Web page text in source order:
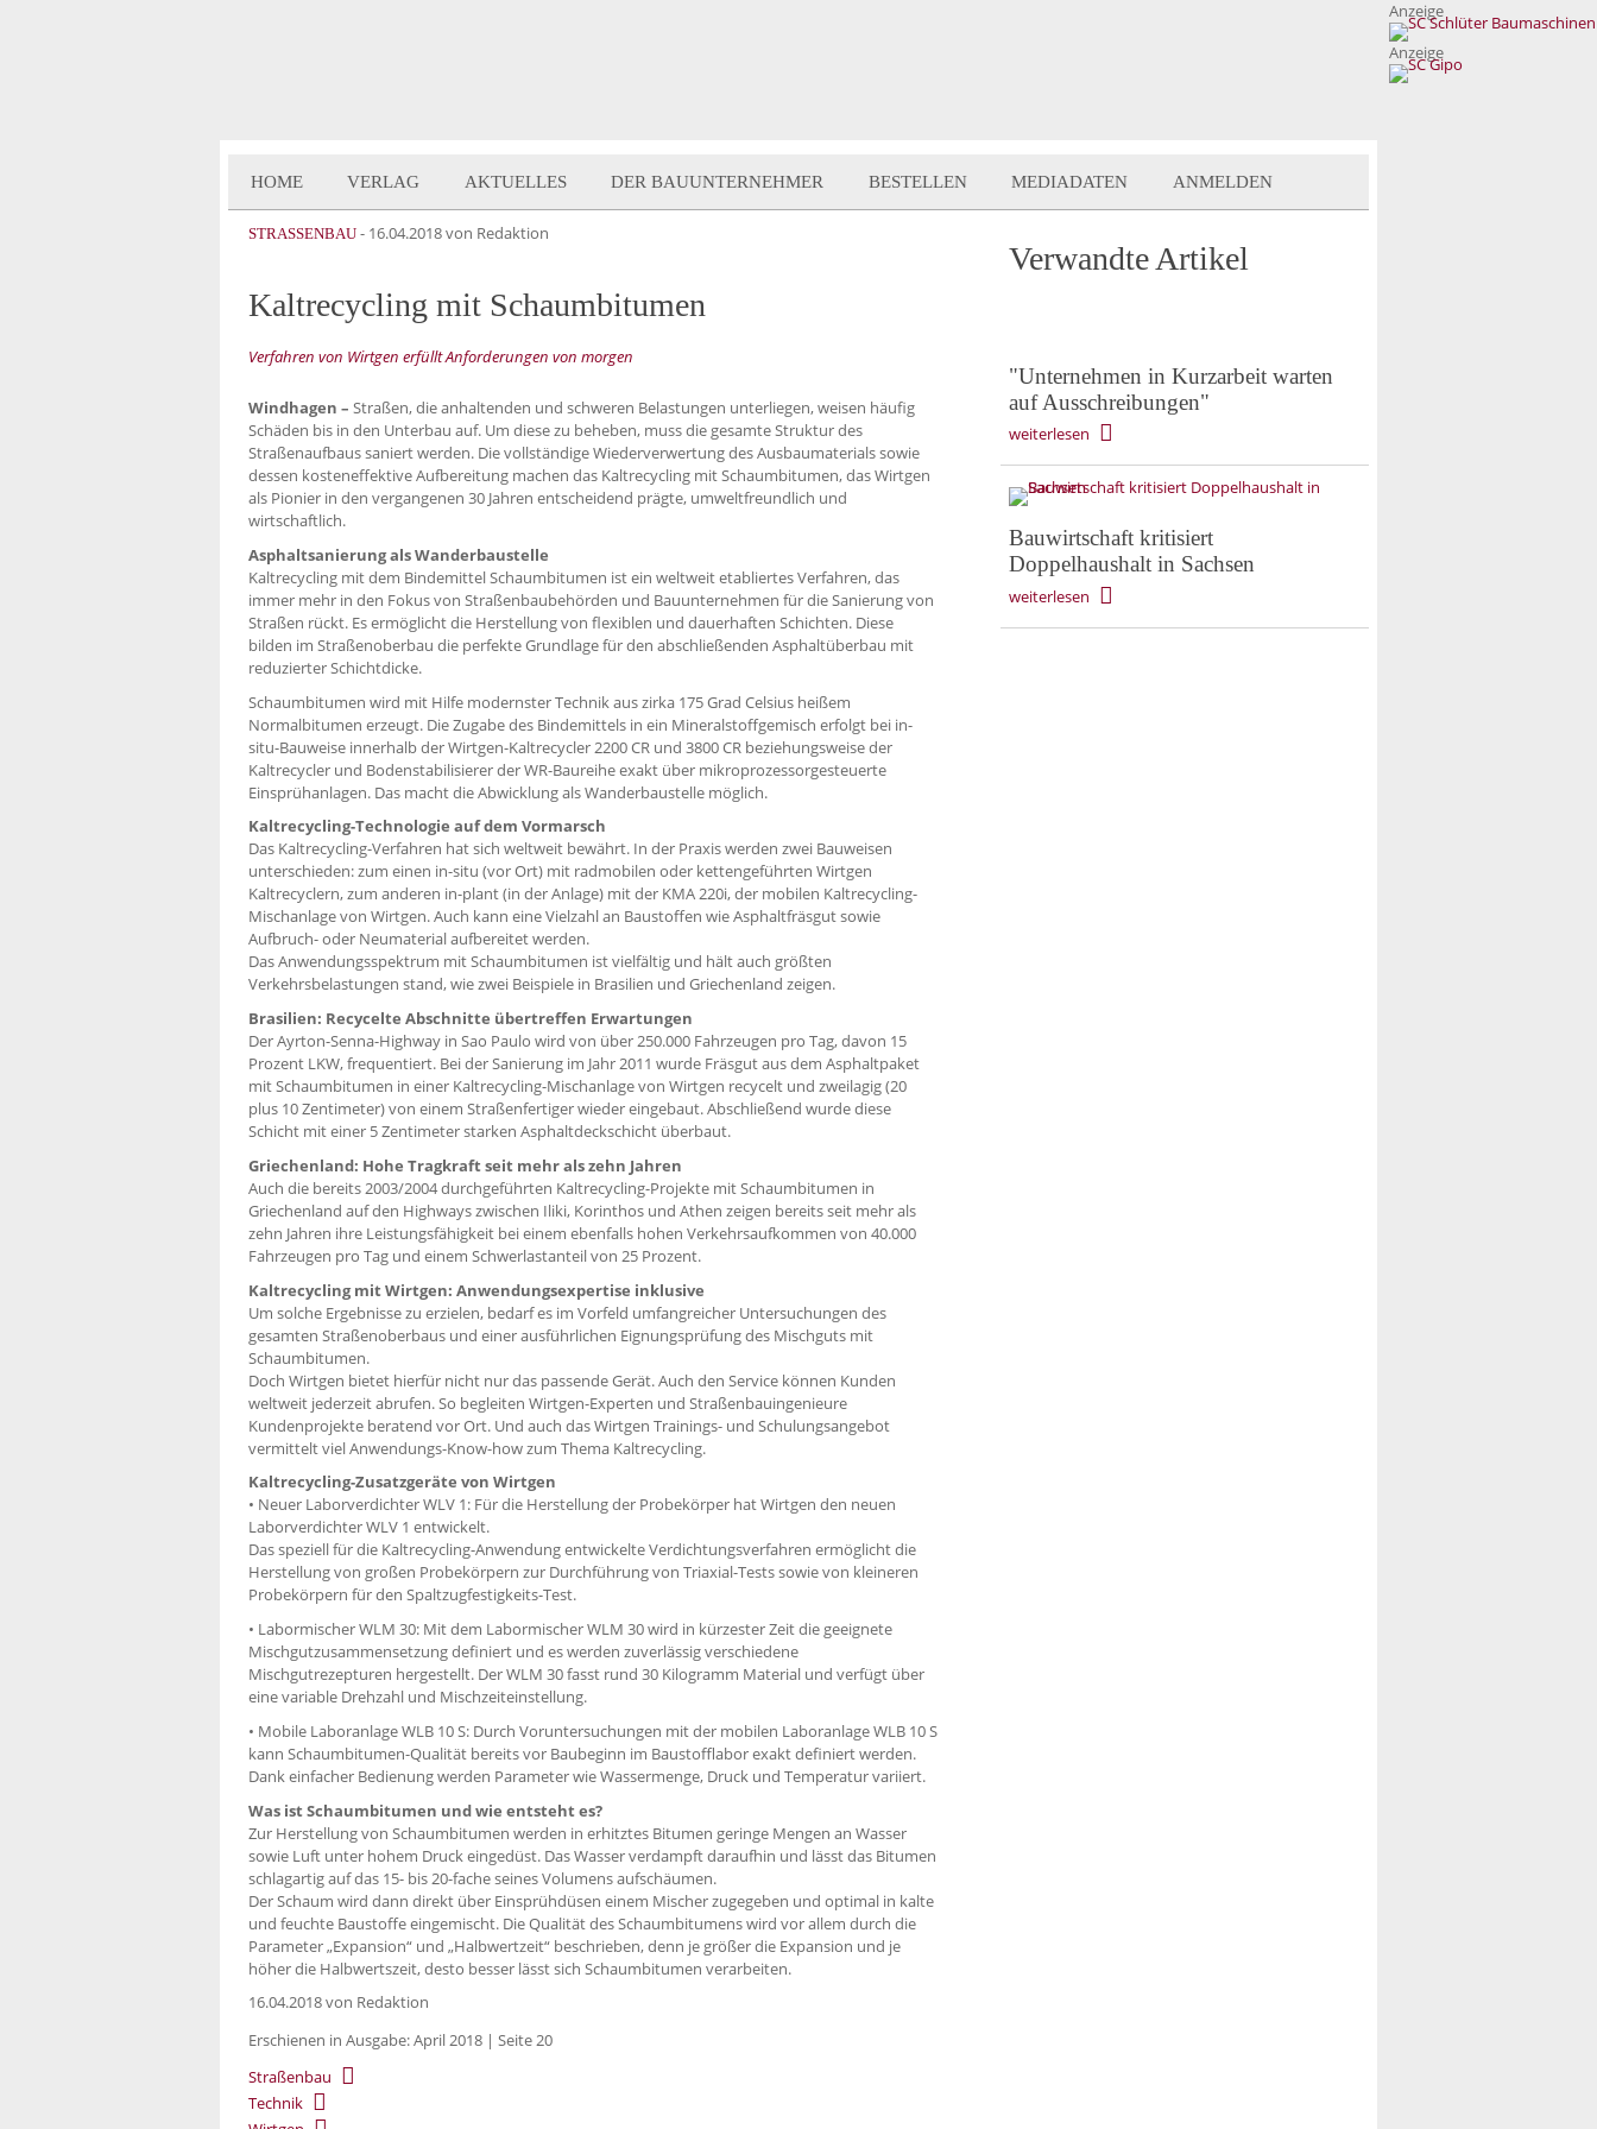
Anzeige
Anzeige
HOME VERLAG AKTUELLES DER BAUUNTERNEHMER BESTELLEN MEDIADATEN ANMELDEN
STRASSENBAU - 16.04.2018von Redaktion
Kaltrecycling mit Schaumbitumen
Verfahren von Wirtgen erfüllt Anforderungen von morgen
Windhagen – Straßen, die anhaltenden und schweren Belastungen unterliegen, weisen häufig
Schäden bis in den Unterbau auf. Um diese zu beheben, muss die gesamte Struktur des
Straßenaufbaus saniert werden. Die vollständige Wiederverwertung des Ausbaumaterials sowie
dessen kosten­effektive Aufbereitung machen das Kaltrecycling mit Schaumbitumen, das Wirtgen
als Pionier in den vergangenen 30 Jahren entscheidend prägte, umweltfreundlich und
wirtschaftlich.
Asphaltsanierung als Wanderbaustelle
Kaltrecycling mit dem Bindemittel Schaumbitumen ist ein weltweit etabliertes Verfahren, das
immer mehr in den Fokus von Straßenbaubehörden und Bauunternehmen für die Sanierung von
Straßen rückt. Es ermöglicht die Herstellung von flexi­blen und dauerhaften Schichten. Diese
bilden im Straßenoberbau die perfekte Grundlage für den abschließenden Asphaltüberbau mit
reduzierter Schichtdicke.
Schaumbitumen wird mit Hilfe modernster Technik aus zirka 175 Grad Celsius heißem
Normalbitumen erzeugt. Die Zugabe des Bindemittels in ein Mineralstoffgemisch erfolgt bei in-
situ-Bauweise innerhalb der Wirtgen-Kaltrecycler 2200 CR und 3800 CR beziehungsweise der
Kaltrecycler und Bodenstabilisierer der WR-Baureihe exakt über mikroprozessorgesteuerte
Einsprühanlagen. Das macht die Abwicklung als Wanderbaustelle möglich.
Kaltrecycling-Technologie auf dem Vormarsch
Das Kaltrecycling-Verfahren hat sich weltweit bewährt. In der Praxis werden zwei Bauweisen
unterschieden: zum einen in-situ (vor Ort) mit radmobilen oder kettengeführten Wirtgen
Kaltrecyclern, zum anderen in-plant (in der Anlage) mit der KMA 220i, der mobilen Kaltrecycling-
Mischanlage von Wirtgen. Auch kann eine Vielzahl an Baustoffen wie Asphaltfräsgut sowie
Aufbruch- oder Neumaterial aufbereitet werden.
Das Anwendungsspektrum mit Schaumbitumen ist vielfältig und hält auch größten
Verkehrsbelas­tungen stand, wie zwei Beispiele in Brasilien und Griechenland zeigen.
Brasilien: Recycelte Abschnitte übertreffen Erwartungen
Der Ayrton-Senna-Highway in Sao Paulo wird von über 250.000 Fahrzeugen pro Tag, davon 15
Prozent LKW, frequentiert. Bei der Sanierung im Jahr 2011 wurde Fräsgut aus dem Asphaltpaket
mit Schaumbitumen in einer Kaltrecycling-Mischanlage von Wirtgen recycelt und zweilagig (20
plus 10 Zentimeter) von einem Straßenfertiger wieder eingebaut. Abschließend wurde diese
Schicht mit einer 5 Zentimeter starken Asphaltdeckschicht überbaut.
Griechenland: Hohe Tragkraft seit mehr als zehn Jahren
Auch die bereits 2003/2004 durchgeführten Kaltrecycling-Projekte mit Schaumbitumen in
Griechenland auf den Highways zwischen Iliki, Korinthos und Athen zeigen bereits seit mehr als
zehn Jahren ihre Leistungsfähigkeit bei einem ebenfalls hohen Verkehrsaufkommen von 40.000
Fahrzeugen pro Tag und einem Schwerlastanteil von 25 Prozent.
Kaltrecycling mit Wirtgen: Anwendungsexpertise inklusive
Um solche Ergebnisse zu erzielen, bedarf es im Vorfeld umfangreicher Untersuchungen des
gesamten Straßenoberbaus und einer ausführlichen Eignungsprüfung des Mischguts mit
Schaumbitumen.
Doch Wirtgen bietet hierfür nicht nur das passende Gerät. Auch den Service können Kunden
weltweit jederzeit abrufen. So begleiten Wirtgen-Experten und Straßenbauingenieure
Kundenprojekte beratend vor Ort. Und auch das Wirtgen Trainings- und Schulungsangebot
vermittelt viel Anwendungs-Know-how zum Thema Kaltrecycling.
Kaltrecycling-Zusatzgeräte von Wirtgen
• Neuer Laborverdichter WLV 1: Für die Herstellung der Probekörper hat Wirtgen den neuen
Laborverdichter WLV 1 entwickelt.
Das speziell für die Kaltrecycling-Anwendung entwickelte Verdichtungsverfahren ermöglicht die
Herstellung von großen Probekörpern zur Durchführung von Triaxial-Tests sowie von kleineren
Probekörpern für den Spaltzugfestig­keits-Test.
• Labormischer WLM 30: Mit dem Labormischer WLM 30 wird in kürzester Zeit die geeignete
Mischgutzusammensetzung definiert und es werden zuverlässig verschiedene
Mischgutrezepturen hergestellt. Der WLM 30 fasst rund 30 Kilogramm Material und verfügt über
eine variable Drehzahl und Mischzeiteinstellung.
• Mobile Laboranlage WLB 10 S: Durch Voruntersuchungen mit der mobilen Laboranlage WLB 10 S
kann Schaumbitumen-Qualität bereits vor Baubeginn im Baustofflabor exakt definiert werden.
Dank einfacher Bedienung werden Parameter wie Wassermenge, Druck und Temperatur variiert.
Was ist Schaumbitumen und wie entsteht es?
Zur Herstellung von Schaumbitu­men werden in erhitztes Bitumen geringe Mengen an Wasser
sowie Luft unter hohem Druck eingedüst. Das Wasser verdampft daraufhin und lässt das Bitumen
schlagartig auf das 15- bis 20-fache seines Volumens aufschäumen.
Der Schaum wird dann direkt über Einsprühdüsen einem Mischer zugegeben und optimal in kalte
und feuchte Baustoffe eingemischt. Die Qualität des Schaumbitumens wird vor allem durch die
Parameter „Expansion“ und „Halbwertzeit“ beschrieben, denn je größer die Expansion und je
höher die Halbwertszeit, desto besser lässt sich Schaumbitumen verarbeiten.
16.04.2018von Redaktion
Erschienen in Ausgabe: April 2018 | Seite 20
Straßenbau
Technik
Verwandte Artikel
"Unternehmen in Kurzarbeit warten
auf Ausschreibungen"
weiterlesen
Bauwirtschaft kritisiert
Doppelhaushalt in Sachsen
weiterlesen